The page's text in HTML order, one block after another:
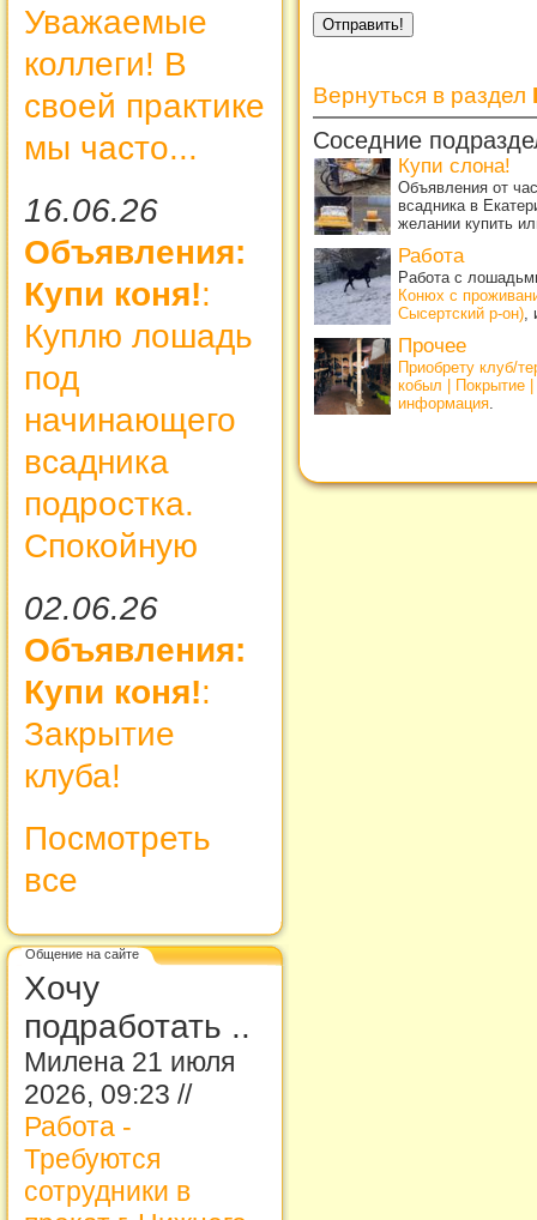
Уважаемые
коллеги! В
своей практике
мы часто...
16.06.26
Объявления:
Купи коня!:
Куплю лошадь
под
начинающего
всадника
подростка.
Спокойную
02.06.26
Объявления:
Купи коня!:
Закрытие
клуба!
Посмотреть
все
Общение на сайте
Хочу
подработать ..
Милена 21 июля
2026, 09:23 //
Работа -
Требуются
сотрудники в
Вернуться в раздел
Соседние
Купи слона!
Объявления от
всадника в
желании купить
Работа
Работа с
Конюх с
Сысертский р-он)
Прочее
Приобрету клуб/
кобыл | Покрытие
информация